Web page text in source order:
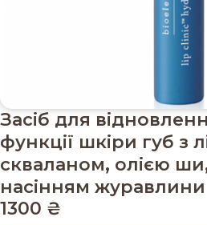
Засіб для
функції шкіри губ з
скваланом, олією
насінням журавлини
1300 ₴